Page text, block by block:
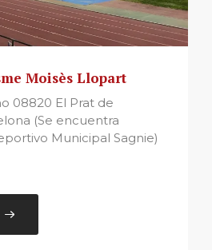
Moisès Llopart
08820 El Prat de
(Se encuentra
Municipal Sagnie)